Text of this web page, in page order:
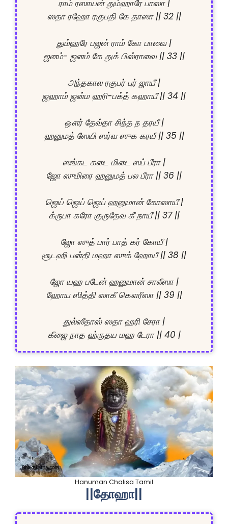
ராம் ரஸாயன் தும்ஹாரே பாஸா |
ஸதா ரஹோ ரகுபதி கே தாஸா || 32 ||
தும்ஹரே பஜன் ராம் கோ பாவை |
ஜனம்- ஜனம் கே துக் பிஸ்ராவை || 33 ||
அந்தகால ரகுபர் புர் ஜாயீ |
ஜஹாம் ஜன்ம ஹரி-பக்த் கஹாயீ || 34 ||
ஔர் தேவ்தா சிந்த ந தரயீ |
ஹனுமத் ஸேயி ஸர்வ ஸுக கரயீ || 35 ||
ஸங்கட கடை மிடை ஸப் பீரா |
ஜோ ஸுமிரை ஹனுமத் பல பீரா || 36 ||
ஜெய் ஜெய் ஜெய் ஹனுமான் கோஸாயீ |
க்ருபா கரோ குருதேவ கீ நாயீ || 37 ||
ஜோ ஸுத் பார் பாத் கர் கோயீ |
சூடஹி பன்தி மஹா ஸுக் ஹோயீ || 38 ||
ஜோ யஹ படேன் ஹனுமான் சாலீஸா |
ஹோய ஸித்தி ஸாகீ கௌரீஸா || 39 ||
துல்ஸீதாஸ் ஸதா ஹரி சேரா |
கீஜை நாத ஹ்ருதய மஹ டேரா || 40 |
Hanuman Chalisa Tamil
||தோஹா||